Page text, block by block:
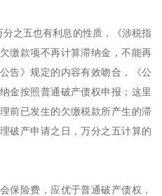
分之五也有利息的性质，《涉税指
缴款项不再计算滞纳金，不能再
告》规定的内容有效吻合，《公
金按照普通破产债权申报；这里
前已发生的欠缴税款所产生的滞
破产申请之日，万分之五计算的
保险费，应优于普通破产债权，